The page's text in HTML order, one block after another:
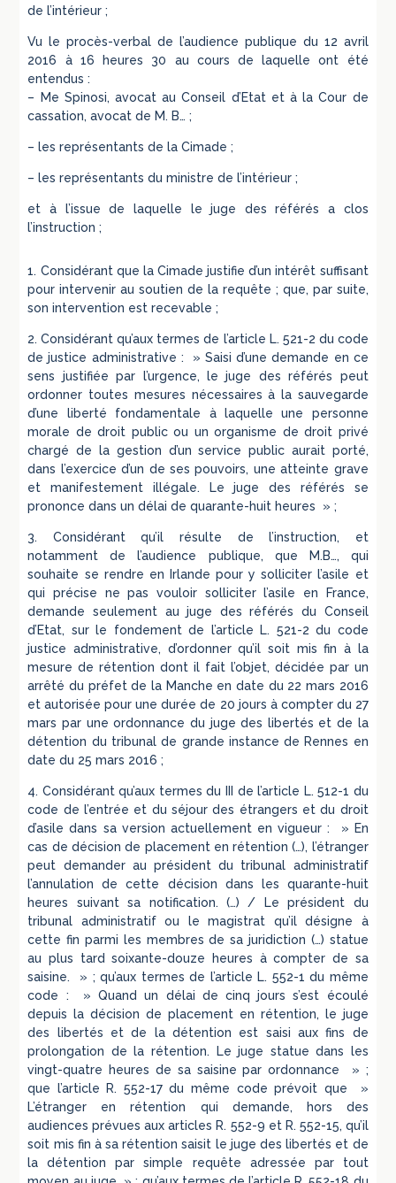
de l’intérieur ;
Vu le procès-verbal de l’audience publique du 12 avril
2016 à 16 heures 30 au cours de laquelle ont été
entendus :
– Me Spinosi, avocat au Conseil d’Etat et à la Cour de
cassation, avocat de M. B… ;
– les représentants de la Cimade ;
– les représentants du ministre de l’intérieur ;
et à l’issue de laquelle le juge des référés a clos
l’instruction ;
1. Considérant que la Cimade justifie d’un intérêt suffisant
pour intervenir au soutien de la requête ; que, par suite,
son intervention est recevable ;
2. Considérant qu’aux termes de l’article L. 521-2 du code
de justice administrative : » Saisi d’une demande en ce
sens justifiée par l’urgence, le juge des référés peut
ordonner toutes mesures nécessaires à la sauvegarde
d’une liberté fondamentale à laquelle une personne
morale de droit public ou un organisme de droit privé
chargé de la gestion d’un service public aurait porté,
dans l’exercice d’un de ses pouvoirs, une atteinte grave
et manifestement illégale. Le juge des référés se
prononce dans un délai de quarante-huit heures » ;
3. Considérant qu’il résulte de l’instruction, et
notamment de l’audience publique, que M.B…, qui
souhaite se rendre en Irlande pour y solliciter l’asile et
qui précise ne pas vouloir solliciter l’asile en France,
demande seulement au juge des référés du Conseil
d’Etat, sur le fondement de l’article L. 521-2 du code
justice administrative, d’ordonner qu’il soit mis fin à la
mesure de rétention dont il fait l’objet, décidée par un
arrêté du préfet de la Manche en date du 22 mars 2016
et autorisée pour une durée de 20 jours à compter du 27
mars par une ordonnance du juge des libertés et de la
détention du tribunal de grande instance de Rennes en
date du 25 mars 2016 ;
4. Considérant qu’aux termes du III de l’article L. 512-1 du
code de l’entrée et du séjour des étrangers et du droit
d’asile dans sa version actuellement en vigueur : » En
cas de décision de placement en rétention (…), l’étranger
peut demander au président du tribunal administratif
l’annulation de cette décision dans les quarante-huit
heures suivant sa notification. (…) / Le président du
tribunal administratif ou le magistrat qu’il désigne à
cette fin parmi les membres de sa juridiction (…) statue
au plus tard soixante-douze heures à compter de sa
saisine. » ; qu’aux termes de l’article L. 552-1 du même
code : » Quand un délai de cinq jours s’est écoulé
depuis la décision de placement en rétention, le juge
des libertés et de la détention est saisi aux fins de
prolongation de la rétention. Le juge statue dans les
vingt-quatre heures de sa saisine par ordonnance » ;
que l’article R. 552-17 du même code prévoit que »
L’étranger en rétention qui demande, hors des
audiences prévues aux articles R. 552-9 et R. 552-15, qu’il
soit mis fin à sa rétention saisit le juge des libertés et de
la détention par simple requête adressée par tout